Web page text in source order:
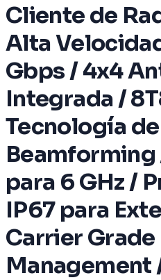
Cliente de
Alta
Gbps / 4x4
Integrada /
Tecnología de
para 6 GHz /
IP67 para
Carrier Grade
Management